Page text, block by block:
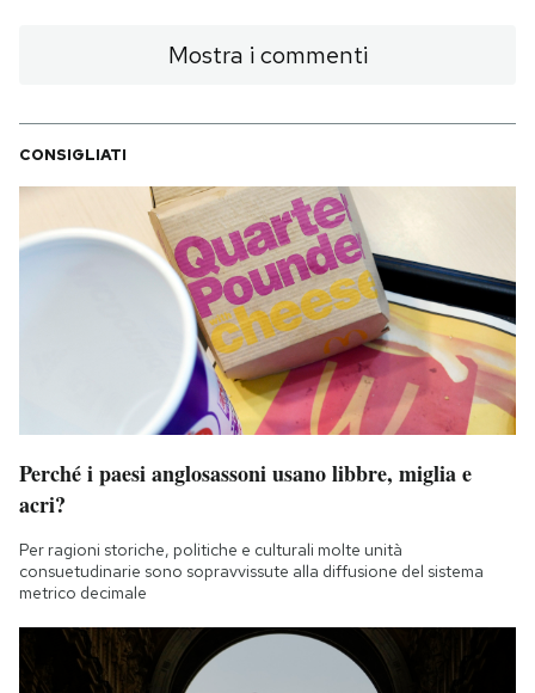
Mostra i commenti
CONSIGLIATI
Perché i paesi anglosassoni usano libbre, miglia e
acri?
Per ragioni storiche, politiche e culturali molte unità
consuetudinarie sono sopravvissute alla diffusione del sistema
metrico decimale